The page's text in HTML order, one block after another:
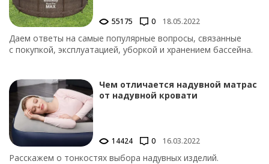
18.05.2022
55175 0
Даем ответы на самые популярные вопросы, связанные
с покупкой, эксплуатацией, уборкой и хранением бассейна.
Чем отличается надувной матрас
от надувной кровати
16.03.2022
14424 0
Расскажем о тонкостях выбора надувных изделий.